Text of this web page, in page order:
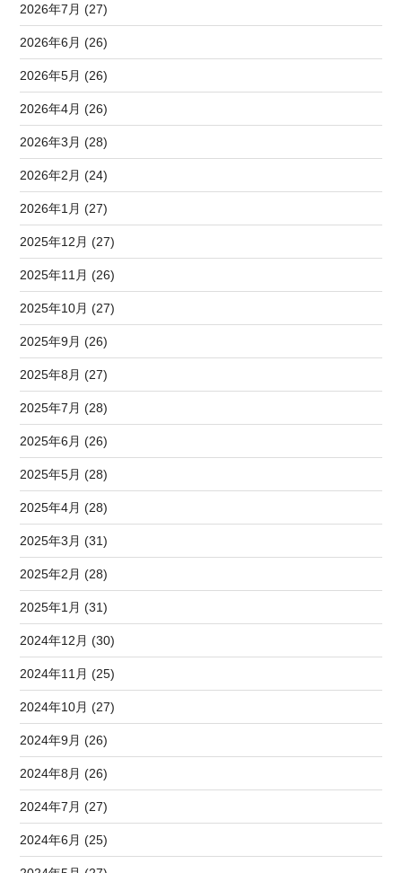
2026年7月 (27)
2026年6月 (26)
2026年5月 (26)
2026年4月 (26)
2026年3月 (28)
2026年2月 (24)
2026年1月 (27)
2025年12月 (27)
2025年11月 (26)
2025年10月 (27)
2025年9月 (26)
2025年8月 (27)
2025年7月 (28)
2025年6月 (26)
2025年5月 (28)
2025年4月 (28)
2025年3月 (31)
2025年2月 (28)
2025年1月 (31)
2024年12月 (30)
2024年11月 (25)
2024年10月 (27)
2024年9月 (26)
2024年8月 (26)
2024年7月 (27)
2024年6月 (25)